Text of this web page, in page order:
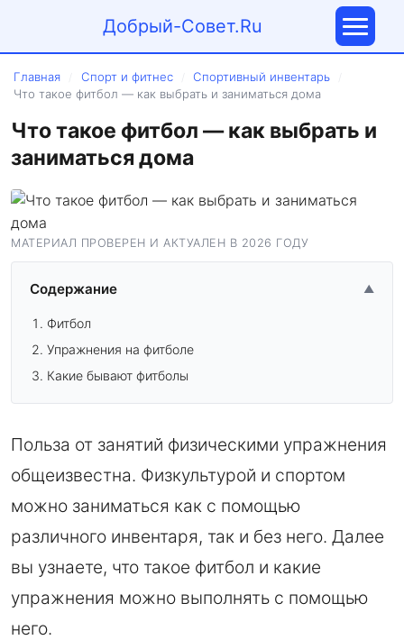
Добрый-Совет.Ru
Главная Спорт и фитнес Спортивный инвентарь
Что такое фитбол — как выбрать и заниматься дома
Что такое фитбол — как выбрать и
заниматься дома
МАТЕРИАЛ ПРОВЕРЕН И АКТУАЛЕН В 2026 ГОДУ
Содержание ▲
Фитбол
Упражнения на фитболе
Какие бывают фитболы
Польза от занятий физическими упражнения
общеизвестна. Физкультурой и спортом
можно заниматься как с помощью
различного инвентаря, так и без него. Далее
вы узнаете, что такое фитбол и какие
упражнения можно выполнять с помощью
него.